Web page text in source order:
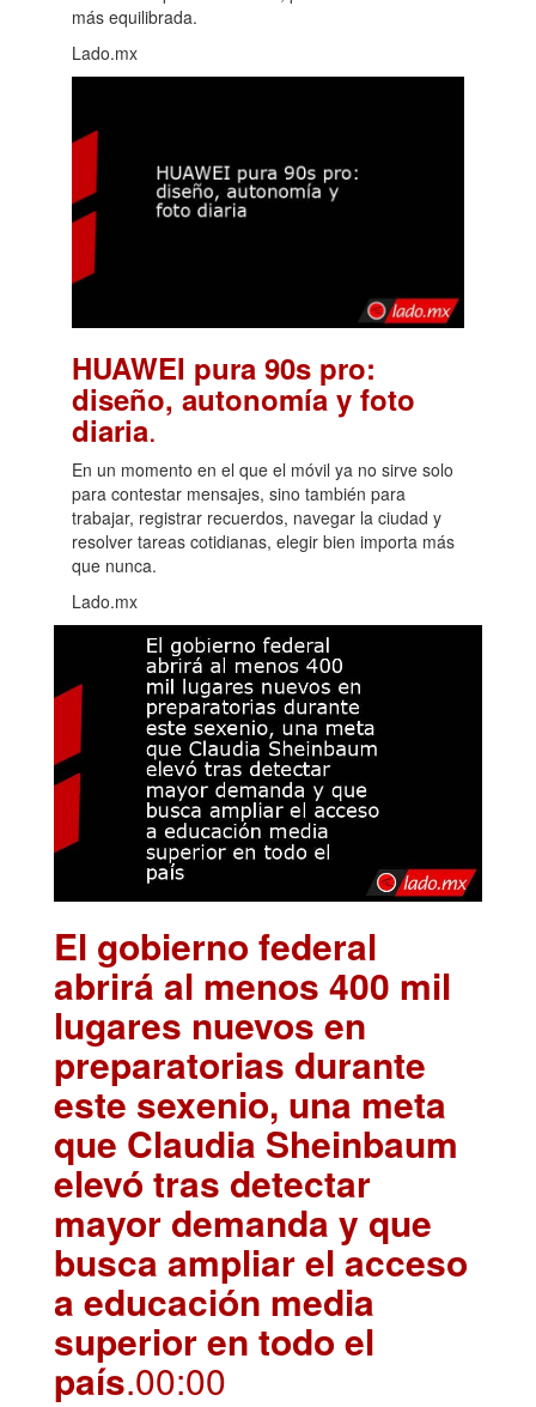
más equilibrada.
Lado.mx
HUAWEI pura 90s pro:
diseño, autonomía y foto
diaria.
En un momento en el que el móvil ya no sirve solo
para contestar mensajes, sino también para
trabajar, registrar recuerdos, navegar la ciudad y
resolver tareas cotidianas, elegir bien importa más
que nunca.
Lado.mx
El gobierno federal
abrirá al menos 400 mil
lugares nuevos en
preparatorias durante
este sexenio, una meta
que Claudia Sheinbaum
elevó tras detectar
mayor demanda y que
busca ampliar el acceso
a educación media
superior en todo el
país.00:00